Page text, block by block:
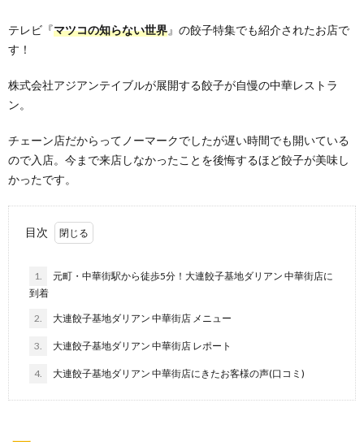
テレビ『マツコの知らない世界』の餃子特集でも紹介されたお店で
す！
株式会社アジアンテイブルが展開する餃子が自慢の中華レストラ
ン。
チェーン店だからってノーマークでしたが遅い時間でも開いている
ので入店。今まで来店しなかったことを後悔するほど餃子が美味し
かったです。
目次
1.
元町・中華街駅から徒歩5分！大連餃子基地ダリアン 中華街店に
到着
2. 大連餃子基地ダリアン 中華街店 メニュー
3. 大連餃子基地ダリアン 中華街店 レポート
4. 大連餃子基地ダリアン 中華街店にきたお客様の声(口コミ)